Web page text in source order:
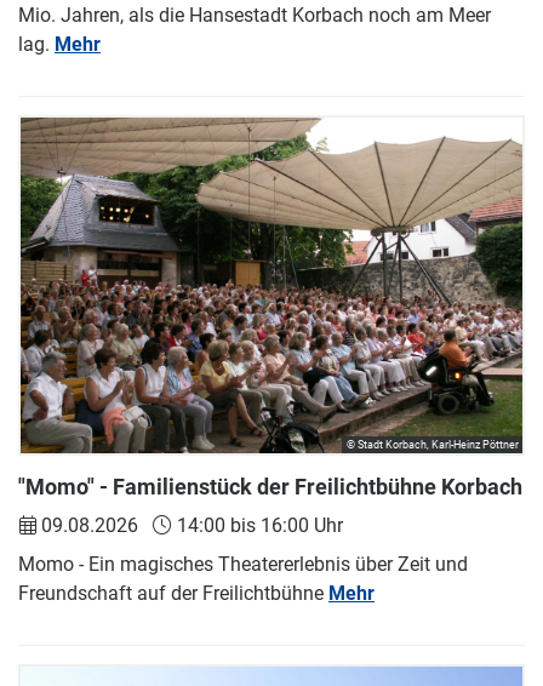
Mio. Jahren, als die Hansestadt Korbach noch am Meer
lag. Mehr
"Momo" - Familienstück der Freilichtbühne Korbach
09.08.2026
14:00 bis 16:00 Uhr
Momo - Ein magisches Theatererlebnis über Zeit und
Freundschaft auf der Freilichtbühne Mehr
© Stadt Korbach, Karl-Heinz Pöttner